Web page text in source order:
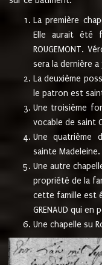
La première
Elle aurait été
ROUGEMONT.
sera la dernière
La deuxième
le patron est
Une troisième
vocable de saint
Une quatrième
sainte
Une autre
propriété de la
cette famille est
GRENAUD qui
Une chapelle su